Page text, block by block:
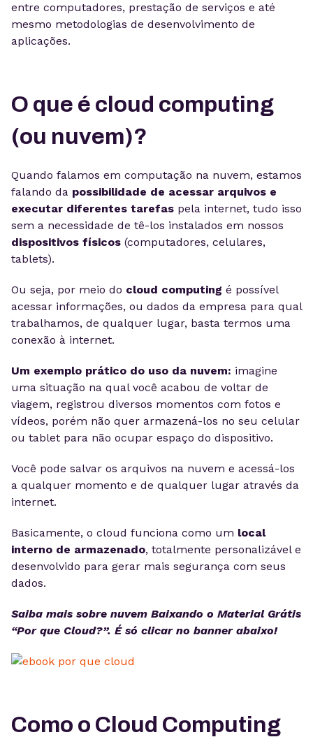
entre computadores, prestação de serviços e até
mesmo metodologias de desenvolvimento de
aplicações.
O que é cloud computing
(ou nuvem)?
Quando falamos em computação na nuvem, estamos
falando da possibilidade de acessar arquivos e
executar diferentes tarefas pela internet, tudo isso
sem a necessidade de tê-los instalados em nossos
dispositivos físicos (computadores, celulares,
tablets).
Ou seja, por meio do cloud computing é possível
acessar informações, ou dados da empresa para qual
trabalhamos, de qualquer lugar, basta termos uma
conexão à internet.
Um exemplo prático do uso da nuvem: imagine
uma situação na qual você acabou de voltar de
viagem, registrou diversos momentos com fotos e
vídeos, porém não quer armazená-los no seu celular
ou tablet para não ocupar espaço do dispositivo.
Você pode salvar os arquivos na nuvem e acessá-los
a qualquer momento e de qualquer lugar através da
internet.
Basicamente, o cloud funciona como um local
interno de armazenado, totalmente personalizável e
desenvolvido para gerar mais segurança com seus
dados.
Saiba mais sobre nuvem Baixando o Material Grátis
“Por que Cloud?”. É só clicar no banner abaixo!
Como o Cloud Computing